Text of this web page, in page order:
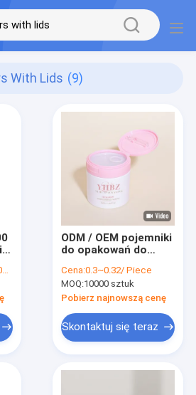
With Lids (9)
z
ODM / OEM pojemniki
do opakowań do
pokrywą
Cena:0.3~0.32/ Piece
MOQ:10000 sztuk
Pobierz najnowszą cenę
Skontaktuj się teraz